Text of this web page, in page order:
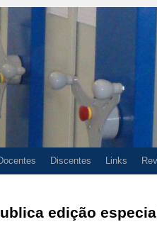
Discentes Links
edição